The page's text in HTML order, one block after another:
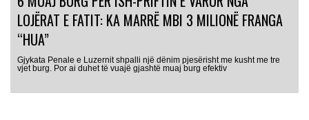
LOJËRAT E FATIT: KA MARRË MBI 3 MILIONË FRANGA
“HUA”
Gjykata Penale e Luzernit shpalli një dënim pjesërisht me kusht me tre
vjet burg. Por ai duhet të vuajë gjashtë muaj burg efektiv